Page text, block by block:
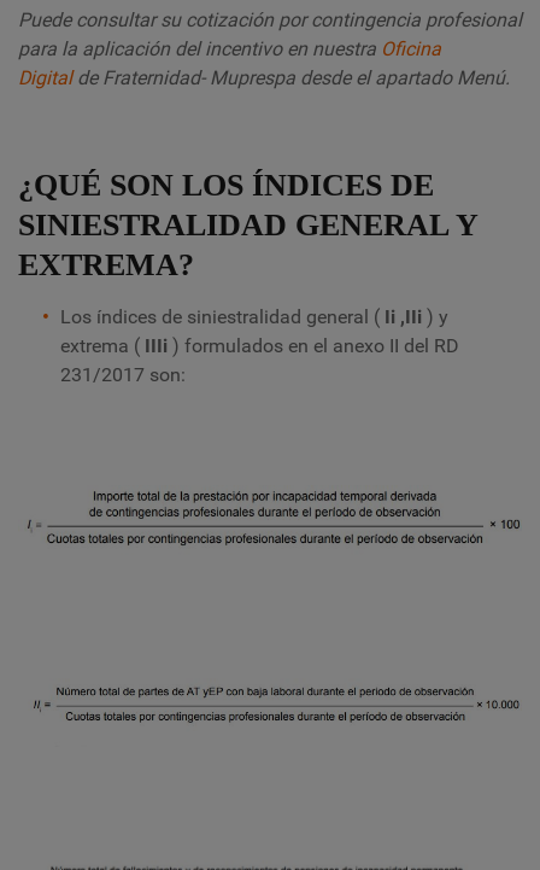
Puede consultar su cotización por contingencia profesional
para la aplicación del incentivo en nuestra Oficina
Digitalde Fraternidad- Muprespa desde el apartado Menú.
¿QUÉ SON LOS ÍNDICES DE
SINIESTRALIDAD GENERAL Y
EXTREMA?
Los índices de siniestralidad general ( Ii ,IIi ) y
extrema ( IIIi ) formulados en el anexo II del RD
231/2017 son: